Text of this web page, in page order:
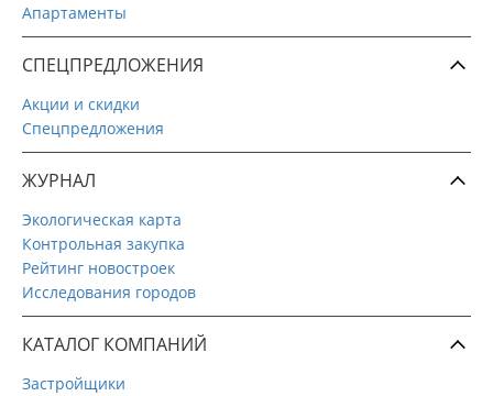
Апартаменты
СПЕЦПРЕДЛОЖЕНИЯ
Акции и скидки
Спецпредложения
ЖУРНАЛ
Экологическая карта
Контрольная закупка
Рейтинг новостроек
Исследования городов
КАТАЛОГ КОМПАНИЙ
Застройщики